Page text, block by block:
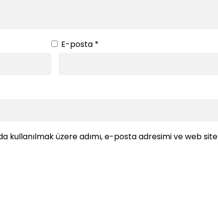
E-posta *
kullanılmak üzere adımı, e-posta adresimi ve web site